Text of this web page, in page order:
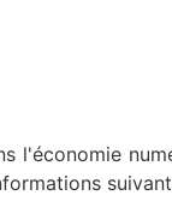
l'économie